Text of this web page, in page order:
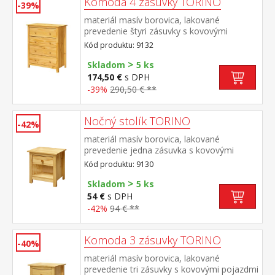
-39%
materiál masív borovica, lakované
prevedenie štyri zásuvky s kovovými
pojazdmi
Kód produktu: 9132
Skladom > 5 ks
174,50 € s DPH
-39% 290,50 € **
-42% Nočný stolík TORINO
materiál masív borovica, lakované
prevedenie jedna zásuvka s kovovými
pojazdmi
Kód produktu: 9130
Skladom > 5 ks
54 € s DPH
-42% 94 € **
-40% Komoda 3 zásuvky TORINO
materiál masív borovica, lakované
prevedenie tri zásuvky s kovovými pojazdmi